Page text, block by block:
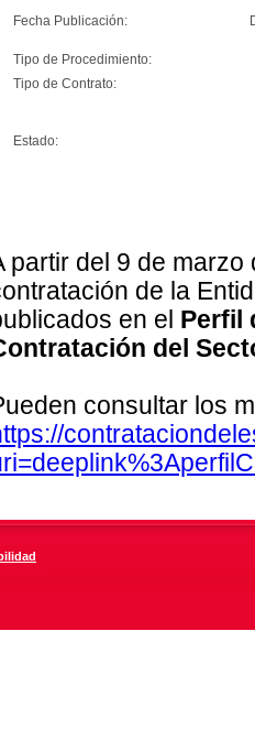
Fecha Publicación:
Tipo de Procedimiento:
Tipo de Contrato:
Estado:
partir del 9 de
de la
en el Perfil
del
consultar los